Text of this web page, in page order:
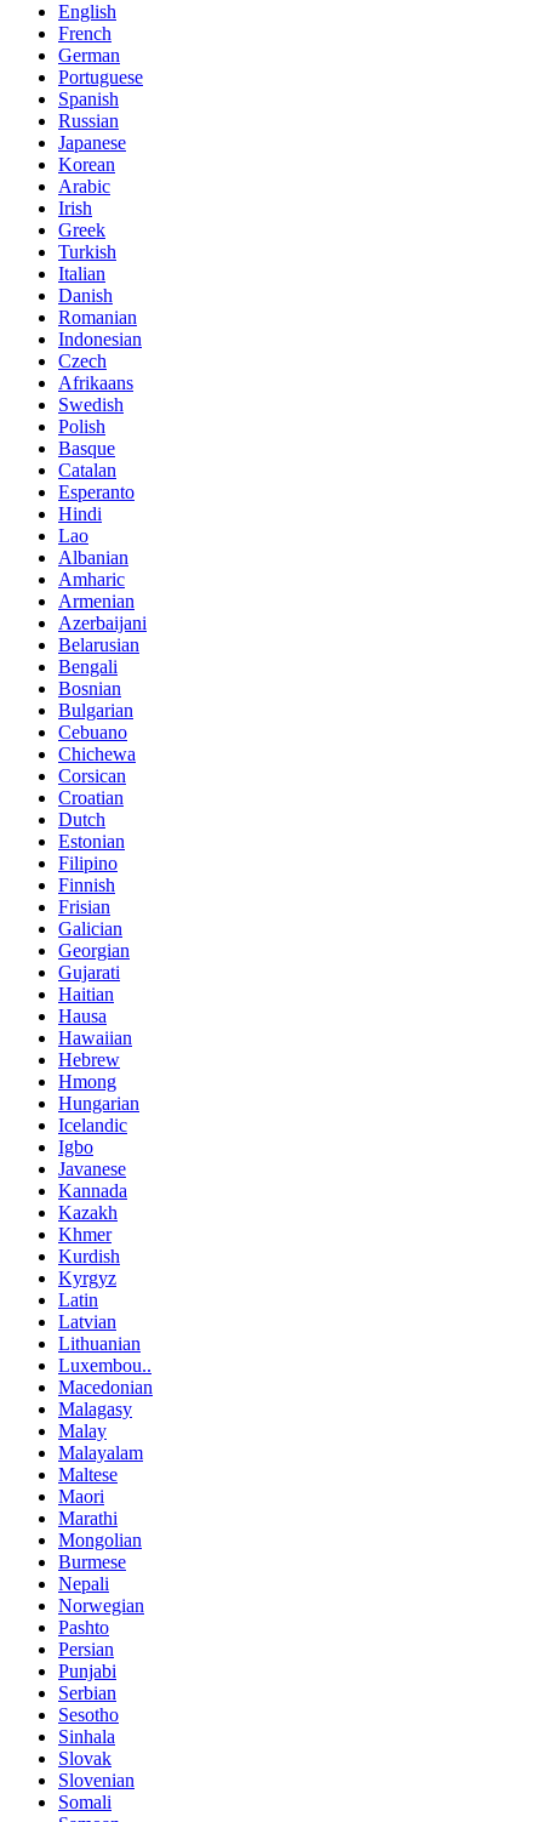
English
French
German
Portuguese
Spanish
Russian
Japanese
Korean
Arabic
Irish
Greek
Turkish
Italian
Danish
Romanian
Indonesian
Czech
Afrikaans
Swedish
Polish
Basque
Catalan
Esperanto
Hindi
Lao
Albanian
Amharic
Armenian
Azerbaijani
Belarusian
Bengali
Bosnian
Bulgarian
Cebuano
Chichewa
Corsican
Croatian
Dutch
Estonian
Filipino
Finnish
Frisian
Galician
Georgian
Gujarati
Haitian
Hausa
Hawaiian
Hebrew
Hmong
Hungarian
Icelandic
Igbo
Javanese
Kannada
Kazakh
Khmer
Kurdish
Kyrgyz
Latin
Latvian
Lithuanian
Luxembou..
Macedonian
Malagasy
Malay
Malayalam
Maltese
Maori
Marathi
Mongolian
Burmese
Nepali
Norwegian
Pashto
Persian
Punjabi
Serbian
Sesotho
Sinhala
Slovak
Slovenian
Somali